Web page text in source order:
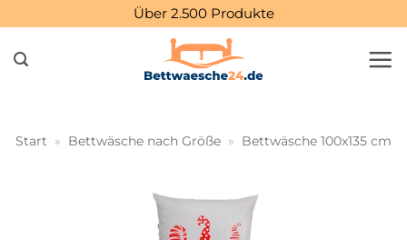
springen
Über 2.500 Produkte
Start » Bettwäsche nach Größe » Bettwäsche 100x135 cm